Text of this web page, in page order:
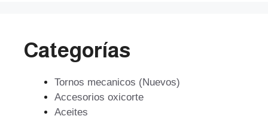
Categorías
Tornos mecanicos (Nuevos)
Accesorios oxicorte
Aceites